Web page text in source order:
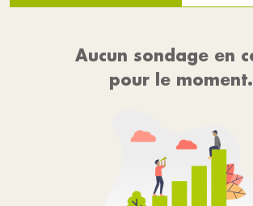
Aucun sondage en
pour le moment.